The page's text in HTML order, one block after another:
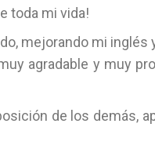
toda mi vida!
mejorando mi inglés
agradable y muy
de los demás,